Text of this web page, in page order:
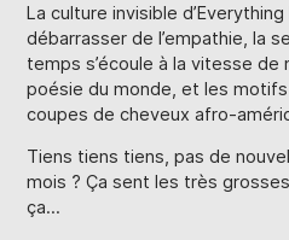
La culture invisible
débarrasser de l’empathie, la
temps s’écoule à la vitesse de
poésie du monde, et les
coupes de cheveux afro-
Tiens tiens tiens, pas de
mois ? Ça sent les très
ça…